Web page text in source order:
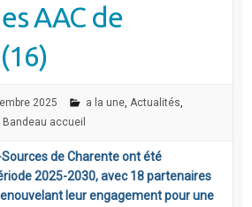
AAC de
2025 a la une, Actualités,
Bandeau accueil
de Charente ont été
2025-2030, avec 18 partenaires
leur engagement pour une